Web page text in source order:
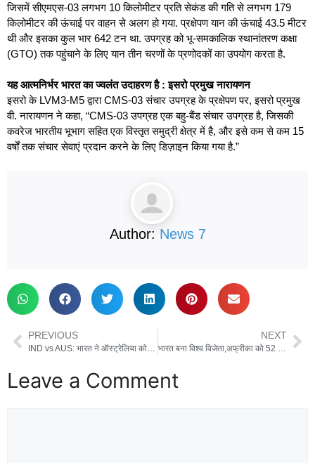
जिसमें सीएमएस-03 लगभग 10 किलोमीटर प्रति सेकंड की गति से लगभग 179
किलोमीटर की ऊंचाई पर वाहन से अलग हो गया. प्रक्षेपण यान की ऊंचाई 43.5 मीटर
थी और इसका कुल भार 642 टन था. उपग्रह को भू-समकालिक स्थानांतरण कक्षा
(GTO) तक पहुंचाने के लिए यान तीन चरणों के प्रणोदकों का उपयोग करता है.
यह आत्मनिर्भर भारत का ज्वलंत उदाहरण है : इसरो प्रमुख नारायणन
इसरो के LVM3-M5 द्वारा CMS-03 संचार उपग्रह के प्रक्षेपण पर, इसरो प्रमुख
वी. नारायणन ने कहा, “CMS-03 उपग्रह एक बहु-बैंड संचार उपग्रह है, जिसकी
कवरेज भारतीय भूभाग सहित एक विस्तृत समुद्री क्षेत्र में है, और इसे कम से कम 15
वर्षों तक संचार सेवाएं प्रदान करने के लिए डिज़ाइन किया गया है.”
Author: News 7
PREVIOUS NEXT
Leave a Comment